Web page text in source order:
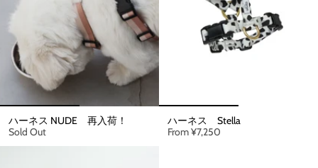
ハーネス NUDE 再入荷！
Sold Out
ハーネス Stella
From¥7,250